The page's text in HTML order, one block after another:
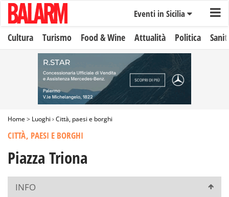
Eventi in Sicilia
Cultura Turismo Food & Wine Attualità Politica
Home> Luoghi › Città, paesi e borghi
CITTÀ, PAESI E BORGHI
Piazza Triona
INFO